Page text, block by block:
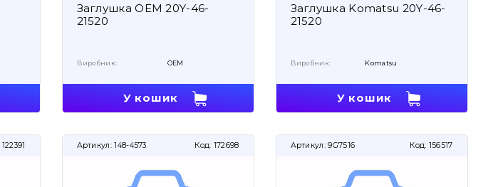
Заглушка OEM 20Y-46-
21520
Виробник: OEM
У кошик
Заглушка Komatsu 20Y-46-
21520
Виробник: Komatsu
У кошик
122391 Артикул: 148-4573 Код: 172698 Артикул: 9G7516 Код: 156517